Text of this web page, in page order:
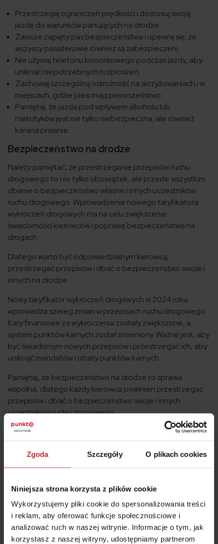
Zgoda Szczegóły O plikach cookies
Niniejsza strona korzysta z plików cookie
Wykorzystujemy pliki cookie do spersonalizowania treści
i reklam, aby oferować funkcje społecznościowe i
analizować ruch w naszej witrynie. Informacje o tym, jak
korzystasz z naszej witryny, udostępniamy partnerom
Przestrzegaj ograniczeń prędkości i dostosuj swoją
jazdę do warunków panujących na drodze.
Zawsze zapięty pas bezpieczeństwa i upewnij się, że
wszyscy pasażerowie również są zabezpieczeni.
Nie używaj telefonu komórkowego podczas jazdy, aby
uniknąć niepotrzebnych rozproszeń.
Zachowaj szczególną ostrożność na skrzyżowaniach i w
miejscach, gdzie piesi mają pierwszeństwo.
Pamiętaj, że jazda pod wpływem alkoholu lub
narkotyków jest nie tylko niebezpieczna, ale również
karana prawnie.
Bezpieczeństwo na drodze
Należy pamiętać, że przestrzeganie przepisów ruchu
drogowego to nie tylko obowiązek, ale przede wszystkim
dbanie o bezpieczeństwo własne i innych uczestników
ruchu drogowego. Wprowadzenie nowego taryfikatora
wykroczeń drogowych ma na celu zwiększenie
świadomości kierowców i poprawę bezpieczeństwa na
drogach.
Dlatego warto być odpowiedzialnym kierowcą,
przestrzegać przepisów i dbać o bezpieczeństwo swoje i
innych na drodze.
Nowy taryfikator wykroczeń drogowych w 2024 roku
wprowadza szereg zmian w przepisach ruchu drogowego.
Kary finansowe za wykroczenia zostały zwiększone, a
system punktów karnych został zmieniony. Ważne jest, aby
być świadomym nowych przepisów i przestrzegać ich, aby
uniknąć mandatów i utraty punktów karnych.
Pamiętaj, że bezpieczeństwo na drodze to sprawa
wspólna, dlatego każdy kierowca powinien przestrzegać
przepisów i dbać o bezpieczeństwo swoje i innych
uczestników ruchu drogowego.
Sprawdź też, o ile podrożały
ubezpieczenia
Kalkulator OC